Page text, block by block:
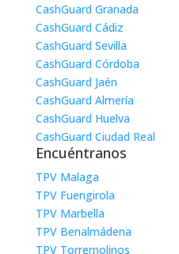
CashGuard Granada
CashGuard Cádiz
CashGuard Sevilla
CashGuard Córdoba
CashGuard Jaén
CashGuard Almería
CashGuard Huelva
CashGuard Ciudad Real
Encuéntranos
TPV Malaga
TPV Fuengirola
TPV Marbella
TPV Benalmádena
TPV Torremolinos